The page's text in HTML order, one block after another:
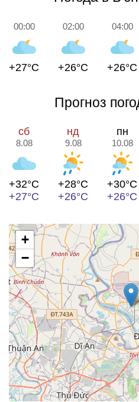
00:00
+27°C
02:00
+26°C
04:00
+26°C
Прогноз
сб
8.08
+32°C
+27°C
нд
9.08
+28°C
+26°C
пн
10.08
+30°C
+26°C
+
−